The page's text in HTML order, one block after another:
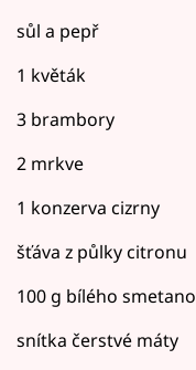
sůl a pepř
1 květák
3 brambory
2 mrkve
1 konzerva cizrny
šťáva z půlky citronu
100 g bílého
snítka čerstvé máty